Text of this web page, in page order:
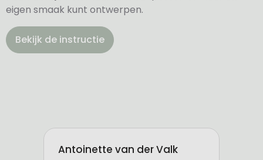
eigen smaak kunt ontwerpen.
Bekijk de instructie